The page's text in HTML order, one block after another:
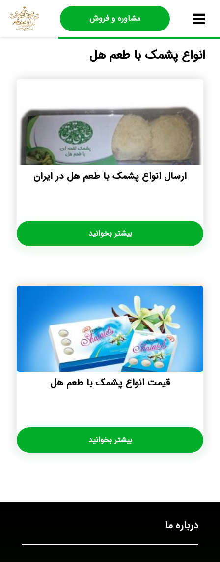
مشاوره و فروش
انواع پشمک با طعم هل
ارسال انواع پشمک با طعم هل در ایران
بیشتر بخوانید
قیمت انواع پشمک با طعم هل
بیشتر بخوانید
درباره ما